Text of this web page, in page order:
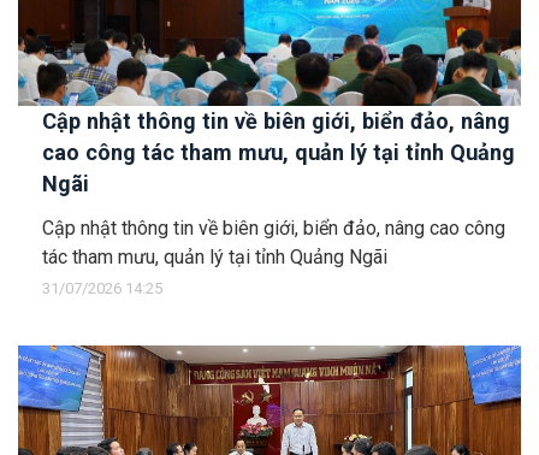
Cập nhật thông tin về biên giới, biển đảo, nâng
cao công tác tham mưu, quản lý tại tỉnh Quảng
Ngãi
Cập nhật thông tin về biên giới, biển đảo, nâng cao công
tác tham mưu, quản lý tại tỉnh Quảng Ngãi
31/07/2026 14:25